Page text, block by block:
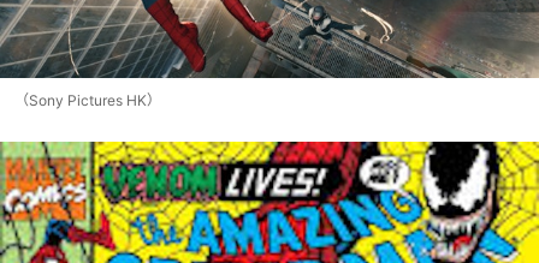
（Sony Pictures HK）